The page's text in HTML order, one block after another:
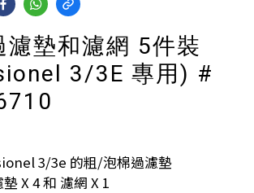
洋菜南街101號金德行11樓
濾墊和濾網 5件裝
3/3E 專用) #
3/3e 的粗/泡棉過濾墊
X 4 和 濾網 X 1